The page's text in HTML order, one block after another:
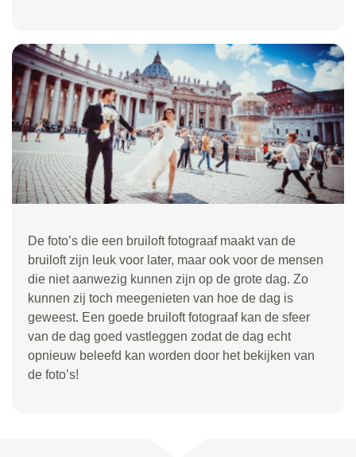
De foto’s die een bruiloft fotograaf maakt van de
bruiloft zijn leuk voor later, maar ook voor de mensen
die niet aanwezig kunnen zijn op de grote dag. Zo
kunnen zij toch meegenieten van hoe de dag is
geweest. Een goede bruiloft fotograaf kan de sfeer
van de dag goed vastleggen zodat de dag echt
opnieuw beleefd kan worden door het bekijken van
de foto’s!